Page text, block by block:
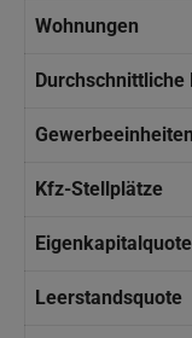
Wohnungen
Gewerbeeinheiten
Kfz-Stellplätze
Eigenkapitalquote
Leerstandsquote